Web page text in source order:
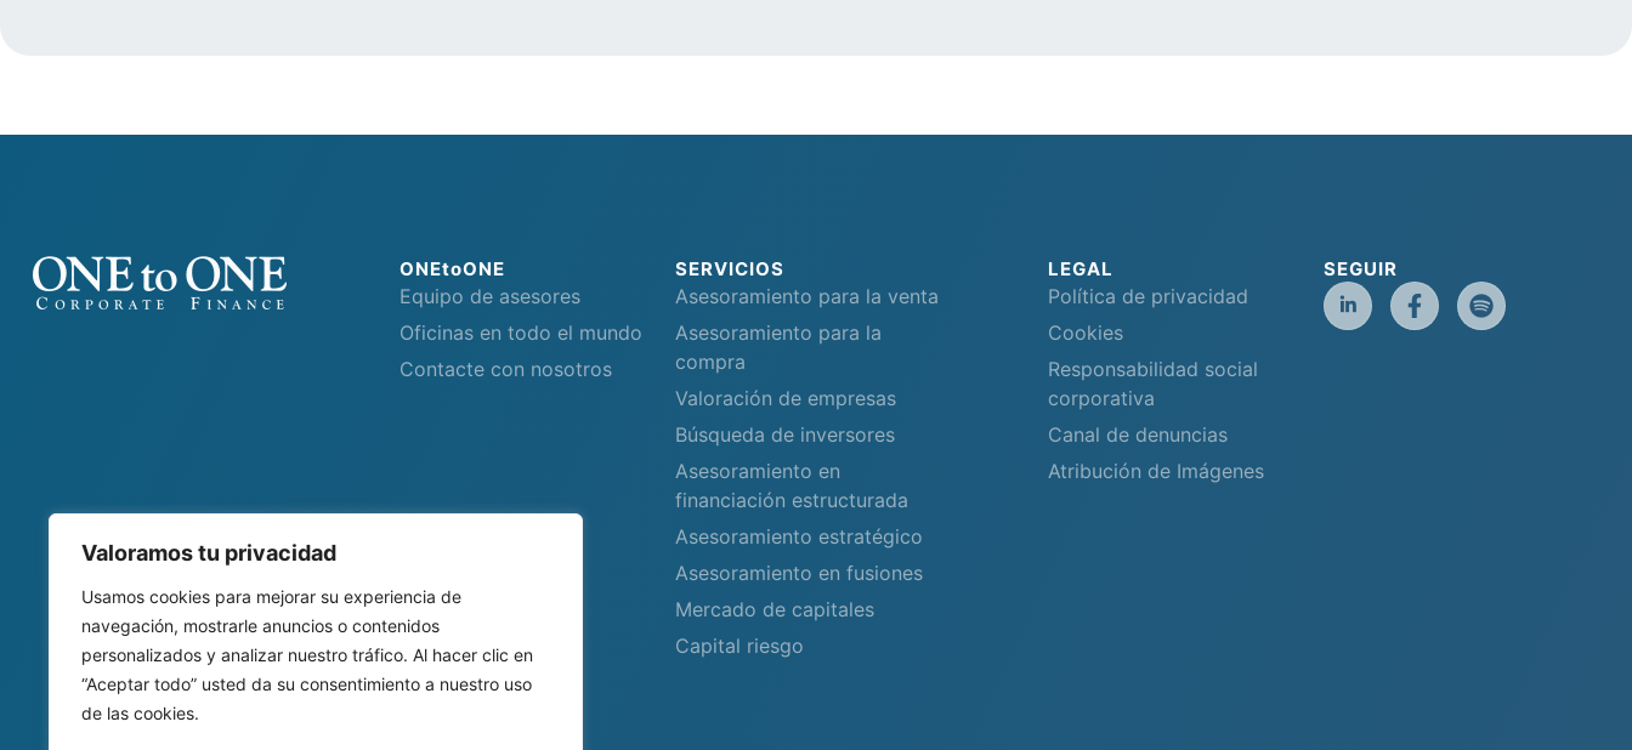
Valoramos tu privacidad
Usamos cookies para mejorar su experiencia de
navegación, mostrarle anuncios o contenidos
personalizados y analizar nuestro tráfico. Al hacer clic en
“Aceptar todo” usted da su consentimiento a nuestro uso
de las cookies.
ONEtoONE
Equipo de asesores
Oficinas en todo el mundo
Contacte con nosotros
SERVICIOS
Asesoramiento para la venta
Asesoramiento para la
compra
Valoración de empresas
Búsqueda de inversores
Asesoramiento en
financiación estructurada
Asesoramiento estratégico
Asesoramiento en fusiones
Mercado de capitales
Capital riesgo
LEGAL
Política de privacidad
Cookies
Responsabilidad social
corporativa
Canal de denuncias
Atribución de Imágenes
SEGUIR